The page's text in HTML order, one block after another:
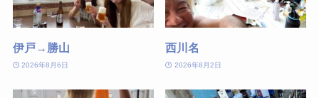
伊戸→勝山
2026年8月6日
西川名
2026年8月2日